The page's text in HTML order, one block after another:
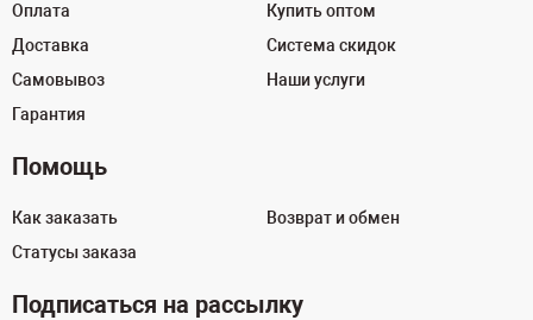
Оплата
Доставка
Самовывоз
Гарантия
Купить оптом
Система скидок
Наши услуги
Помощь
Как заказать
Статусы заказа
Возврат и обмен
Подписаться на рассылку